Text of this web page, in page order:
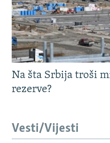
Na šta Srbija troši
rezerve?
Vesti/Vijesti